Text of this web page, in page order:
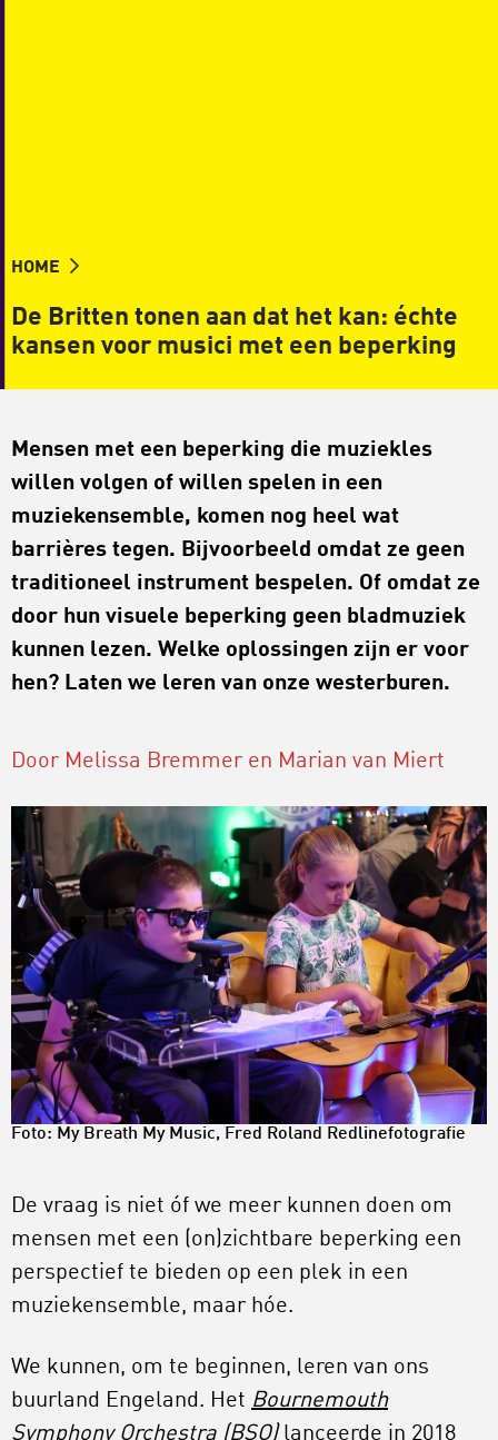
HOME
De Britten tonen aan dat het kan: échte
kansen voor musici met een beperking
Mensen met een beperking die muziekles
willen volgen of willen spelen in een
muziekensemble, komen nog heel wat
barrières tegen. Bijvoorbeeld omdat ze geen
traditioneel instrument bespelen. Of omdat ze
door hun visuele beperking geen bladmuziek
kunnen lezen. Welke oplossingen zijn er voor
hen? Laten we leren van onze westerburen.
Door Melissa Bremmer en Marian van Miert
Foto: My Breath My Music, Fred Roland Redlinefotografie
De vraag is niet óf we meer kunnen doen om
mensen met een (on)zichtbare beperking een
perspectief te bieden op een plek in een
muziekensemble, maar hóe.
We kunnen, om te beginnen, leren van ons
buurland Engeland. Het Bournemouth
Symphony Orchestra (BSO) lanceerde in 2018